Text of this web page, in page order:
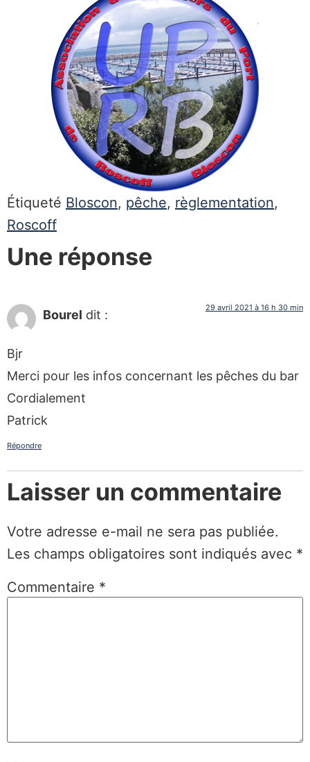
Étiqueté Bloscon, pêche, règlementation,
Roscoff
Une réponse
Bourel dit : 29 avril 2021 à 16 h 30 min
Bjr
Merci pour les infos concernant les pêches du bar
Cordialement
Patrick
Répondre
Laisser un commentaire
Votre adresse e-mail ne sera pas publiée.
Les champs obligatoires sont indiqués avec *
Commentaire *